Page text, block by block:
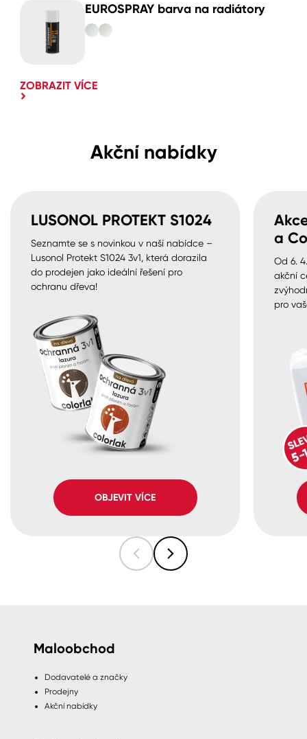
EUROSPRAY barva na radiátory
ZOBRAZIT VÍCE
Akční nabídky
LUSONOL PROTEKT S1024
Seznamte se s novinkou v naší nabídce –
Lusonol Protekt S1024 3v1, která dorazila
do prodejen jako ideální řešení pro
ochranu dřeva!
OBJEVIT VÍCE
a
Od 6.
akční
pro
Maloobchod
Dodavatelé a značky
Prodejny
Akční nabídky